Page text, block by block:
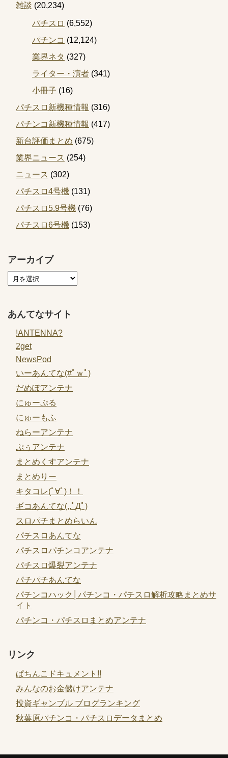
雑談 (20,234)
パチスロ (6,552)
パチンコ (12,124)
業界ネタ (327)
ライター・演者 (341)
小冊子 (16)
パチスロ新機種情報 (316)
パチンコ新機種情報 (417)
新台評価まとめ (675)
業界ニュース (254)
ニュース (302)
パチスロ4号機 (131)
パチスロ5.9号機 (76)
パチスロ6号機 (153)
アーカイブ
あんてなサイト
!ANTENNA?
2get
NewsPod
いーあんてな(#ﾟｗﾟ)
だめぽアンテナ
にゅーぷる
にゅーもふ
ねらーアンテナ
ぷぅアンテナ
まとめくすアンテナ
まとめりー
キタコレ(ﾟ∀ﾟ)！！
ギコあんてな(,,ﾟДﾟ)
スロパチまとめらいん
パチスロあんてな
パチスロパチンコアンテナ
パチスロ爆裂アンテナ
パチパチあんてな
パチンコハック│パチンコ・パチスロ解析攻略まとめサ
イト
パチンコ・パチスロまとめアンテナ
リンク
ぱちんこドキュメント!!
みんなのお金儲けアンテナ
投資ギャンブル ブログランキング
秋葉原パチンコ・パチスロデータまとめ